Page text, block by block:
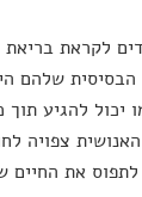
לקראת
הבסיסית שלהם
צפויה
לתפוס את החיים